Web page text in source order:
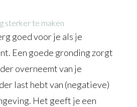
sterker te maken
goed voor je als je
Een goede gronding zorgt
overneemt van je
last hebt van (negatieve)
Het geeft je een